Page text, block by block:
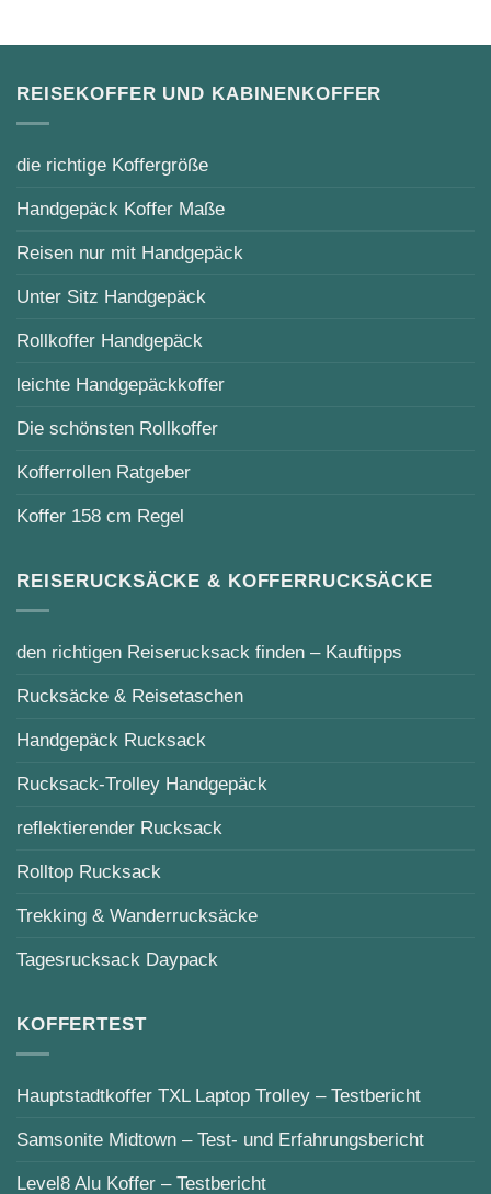
REISEKOFFER UND KABINENKOFFER
die richtige Koffergröße
Handgepäck Koffer Maße
Reisen nur mit Handgepäck
Unter Sitz Handgepäck
Rollkoffer Handgepäck
leichte Handgepäckkoffer
Die schönsten Rollkoffer
Kofferrollen Ratgeber
Koffer 158 cm Regel
REISERUCKSÄCKE & KOFFERRUCKSÄCKE
den richtigen Reiserucksack finden – Kauftipps
Rucksäcke & Reisetaschen
Handgepäck Rucksack
Rucksack-Trolley Handgepäck
reflektierender Rucksack
Rolltop Rucksack
Trekking & Wanderrucksäcke
Tagesrucksack Daypack
KOFFERTEST
Hauptstadtkoffer TXL Laptop Trolley – Testbericht
Samsonite Midtown – Test- und Erfahrungsbericht
Level8 Alu Koffer – Testbericht